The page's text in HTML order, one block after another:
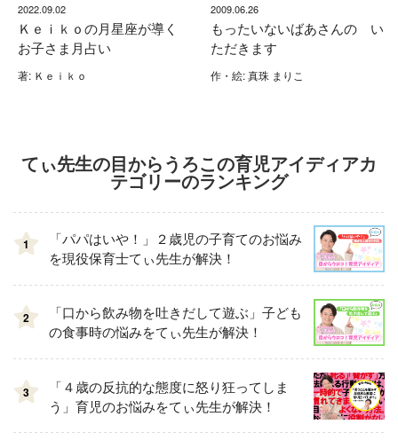
2022.09.02
Ｋｅｉｋｏの月星座が導く
お子さま月占い
著: Ｋｅｉｋｏ
2009.06.26
もったいないばあさんの い
ただきます
作・絵: 真珠 まりこ
てぃ先生の目からうろこの育児アイディアカ
テゴリーのランキング
1
「パパはいや！」２歳児の子育てのお悩み
を現役保育士てぃ先生が解決！
2
「口から飲み物を吐きだして遊ぶ」子ども
の食事時の悩みをてぃ先生が解決！
3
「４歳の反抗的な態度に怒り狂ってしま
う」育児のお悩みをてぃ先生が解決！